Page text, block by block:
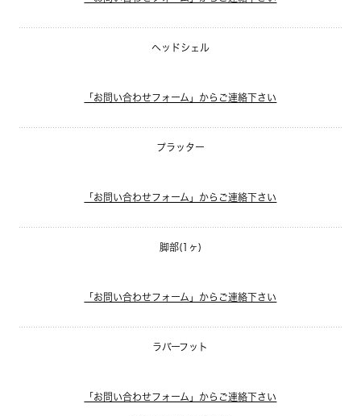
ヘッドシェル
「お問い合わせフォーム」からご連絡下さい
プラッター
「お問い合わせフォーム」からご連絡下さい
脚部(1ヶ)
「お問い合わせフォーム」からご連絡下さい
ラバーフット
「お問い合わせフォーム」からご連絡下さい